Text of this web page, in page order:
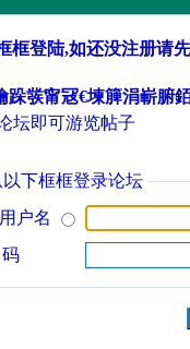
框登陆,如还没注册请
跺彂甯冦€堜簲涓嶄腑
坛即可游览帖子
下框框登录论坛
用户名